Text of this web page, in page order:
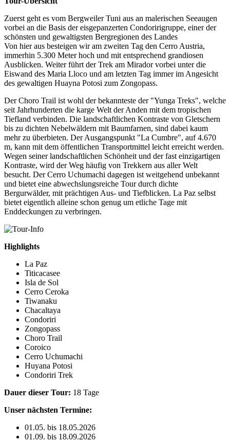
Zuerst geht es vom Bergweiler Tuni aus an malerischen Seeaugen
vorbei an die Basis der eisgepanzerten Condoririgruppe, einer der
schönsten und gewaltigsten Bergregionen des Landes
Von hier aus besteigen wir am zweiten Tag den Cerro Austria,
immerhin 5.300 Meter hoch und mit entsprechend grandiosen
Ausblicken. Weiter führt der Trek am Mirador vorbei unter die
Eiswand des Maria Lloco und am letzten Tag immer im Angesicht
des gewaltigen Huayna Potosi zum Zongopass.
Der Choro Trail ist wohl der bekannteste der "Yunga Treks", welche
seit Jahrhunderten die karge Welt der Anden mit dem tropischen
Tiefland verbinden. Die landschaftlichen Kontraste von Gletschern
bis zu dichten Nebelwäldern mit Baumfarnen, sind dabei kaum
mehr zu überbieten. Der Ausgangspunkt "La Cumbre", auf 4.670
m, kann mit dem öffentlichen Transportmittel leicht erreicht werden.
Wegen seiner landschaftlichen Schönheit und der fast einzigartigen
Kontraste, wird der Weg häufig von Trekkern aus aller Welt
besucht. Der Cerro Uchumachi dagegen ist weitgehend unbekannt
und bietet eine abwechslungsreiche Tour durch dichte
Bergurwälder, mit prächtigen Aus- und Tiefblicken. La Paz selbst
bietet eigentlich alleine schon genug um etliche Tage mit
Enddeckungen zu verbringen.
Highlights
La Paz
Titicacasee
Isla de Sol
Cerro Ceroka
Tiwanaku
Chacaltaya
Condoriri
Zongopass
Choro Trail
Coroico
Cerro Uchumachi
Huyana Potosi
Condoriri Trek
Dauer dieser Tour: 18 Tage
Unser nächsten Termine:
01.05. bis 18.05.2026
01.09. bis 18.09.2026